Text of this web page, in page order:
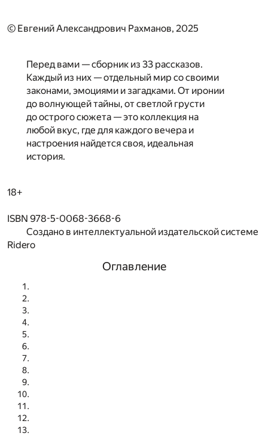
© Евгений Александрович Рахманов, 2025
Перед вами — сборник из 33 рассказов.
Каждый из них — отдельный мир со своими
законами, эмоциями и загадками. От иронии
до волнующей тайны, от светлой грусти
до острого сюжета — это коллекция на
любой вкус, где для каждого вечера и
настроения найдется своя, идеальная
история.
18+
ISBN 978-5-0068-3668-6
Создано в интеллектуальной издательской системе
Ridero
Оглавление